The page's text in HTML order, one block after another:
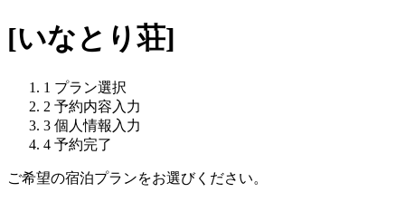
[いなとり荘]
1 プラン選択
2 予約内容入力
3 個人情報入力
4 予約完了
ご希望の宿泊プランをお選びください。